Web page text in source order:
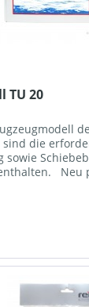
TU 20
sind die
sowie
Neu